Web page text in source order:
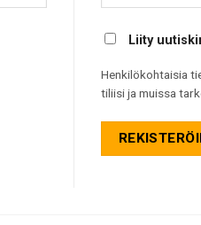
Liity
Henkilökohtaisia
tiliisi ja muissa